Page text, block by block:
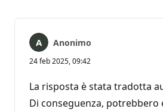
Anonimo
24 feb 2025, 09:42
La risposta è stata tradotta
Di conseguenza, potrebbero